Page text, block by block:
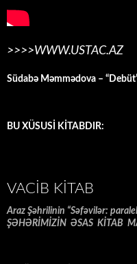
>>>>WWW.USTAC.AZ
Südabə Məmmədova –
BU XÜSUSİ KİTABDIR:
VACIB KITAB
Araz Şəhrilinin “Səfəvilər:
ŞƏHƏRİMİZİN ƏSAS KİTAB